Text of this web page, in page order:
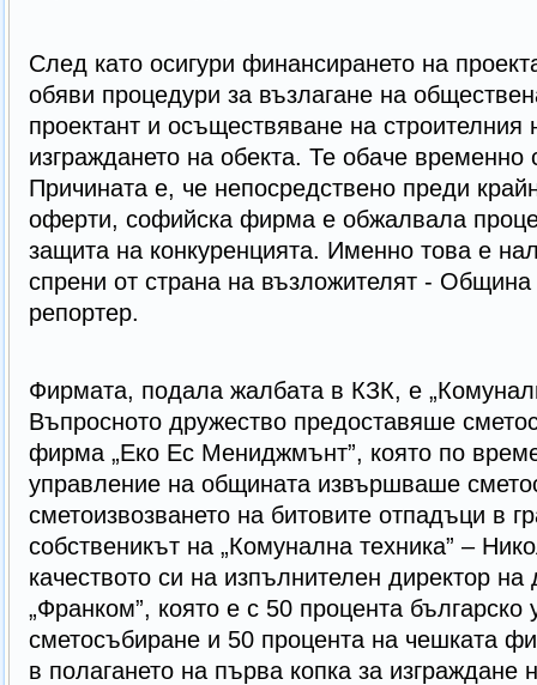
След като осигури финансирането на
обяви процедури за възлагане на
проектант и осъществяване на
изграждането на обекта. Те обаче временно
Причината е, че непосредствено преди
оферти, софийска фирма е обжалвала
защита на конкуренцията. Именно това е
спрени от страна на възложителят -
репортер.
Фирмата, подала жалбата в КЗК, е
Въпросното дружество предоставяше
фирма „Еко Ес Мениджмънт”, която по
управление на общината извършваше
сметоизвозването на битовите отпадъци в
собственикът на „Комунална техника” –
качеството си на изпълнителен директор
„Франком”, която е с 50 процента
сметосъбиране и 50 процента на чешката
в полагането на първа копка за изграждане